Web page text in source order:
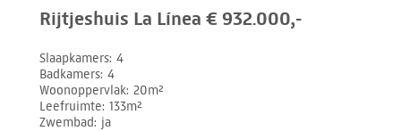
Rijtjeshuis La Línea € 932.000,-
Slaapkamers 4
Badkamers 4
Woonoppervlak 20m²
Leefruimte 133m²
Zwembad ja